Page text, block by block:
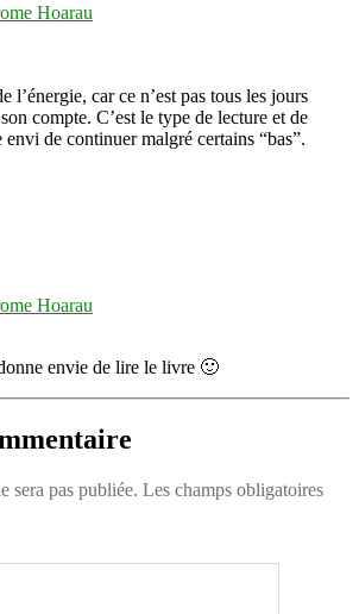
Hoarau
l’énergie, car ce n’est pas tous les jours
compte. C’est le type de lecture et de
de continuer malgré certains “bas”.
Hoarau
envie de lire le livre 🙂
sera pas publiée. Les champs obligatoires